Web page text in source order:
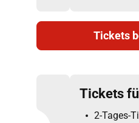
Tickets
Tickets
2-Tages-